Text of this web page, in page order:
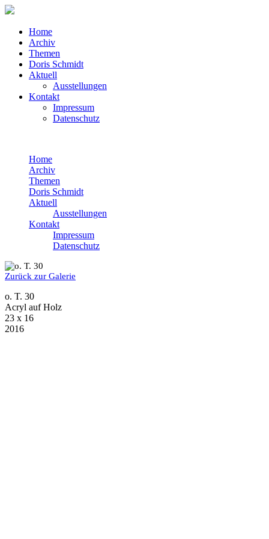
Home
Archiv
Themen
Doris Schmidt
Aktuell
Ausstellungen
Kontakt
Impressum
Datenschutz
Home
Archiv
Themen
Doris Schmidt
Aktuell
Ausstellungen
Kontakt
Impressum
Datenschutz
Zurück zur Galerie
o. T. 30
Acryl auf Holz
23 x 16
2016